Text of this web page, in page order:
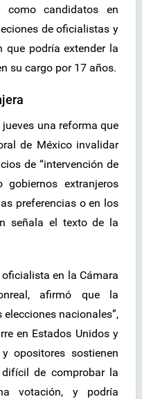
como candidatos en
de oficialistas y
que podría extender la
su cargo por 17 años.
una reforma que
de México invalidar
de “intervención de
gobiernos extranjeros
preferencias o en los
señala el texto de la
en la Cámara
afirmó que la
nacionales”,
en Estados Unidos y
opositores sostienen
difícil de comprobar la
votación, y podría